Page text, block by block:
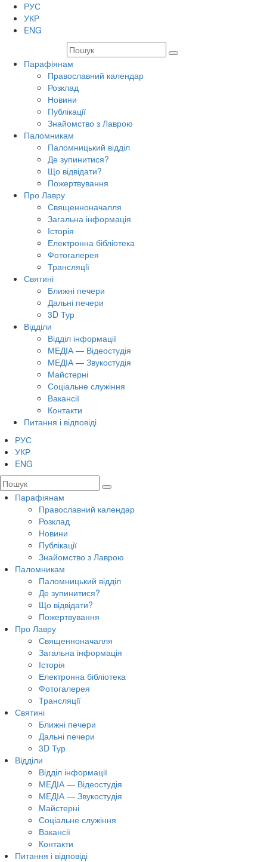
РУС
УКР
ENG
Парафіянам
Православний календар
Розклад
Новини
Публікації
Знайомство з Лаврою
Паломникам
Паломницький відділ
Де зупинитися?
Що відвідати?
Пожертвування
Про Лавру
Священноначалля
Загальна інформація
Історія
Електронна бібліотека
Фотогалерея
Трансляцiї
Святині
Ближні печери
Дальні печери
3D Тур
Відділи
Відділ інформації
МЕДІА — Відеостудія
МЕДІА — Звукостудія
Майстерні
Соціальне служіння
Вакансії
Контакти
Питання і відповіді
РУС
УКР
ENG
Парафіянам
Православний календар
Розклад
Новини
Публікації
Знайомство з Лаврою
Паломникам
Паломницький відділ
Де зупинитися?
Що відвідати?
Пожертвування
Про Лавру
Священноначалля
Загальна інформація
Історія
Електронна бібліотека
Фотогалерея
Трансляцiї
Святині
Ближні печери
Дальні печери
3D Тур
Відділи
Відділ інформації
МЕДІА — Відеостудія
МЕДІА — Звукостудія
Майстерні
Соціальне служіння
Вакансії
Контакти
Питання і відповіді